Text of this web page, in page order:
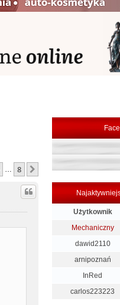
… 8 Następna
Użytkownik
Mechaniczny
dawid2110
arnipoznań
InRed
carlos223223